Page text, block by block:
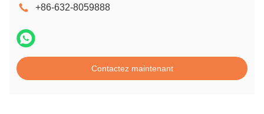
+86-632-8059888
Contactez maintenant